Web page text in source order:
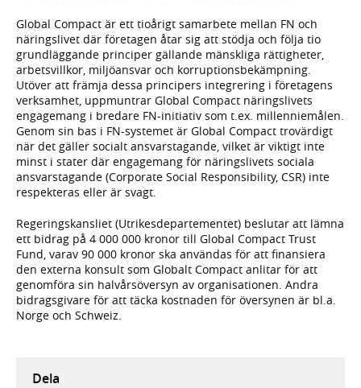
Global Compact är ett tioårigt samarbete mellan FN och
näringslivet där företagen åtar sig att stödja och följa tio
grundläggande principer gällande mänskliga rättigheter,
arbetsvillkor, miljöansvar och korruptionsbekämpning.
Utöver att främja dessa principers integrering i företagens
verksamhet, uppmuntrar Global Compact näringslivets
engagemang i bredare FN-initiativ som t.ex. millenniemålen.
Genom sin bas i FN-systemet är Global Compact trovärdigt
när det gäller socialt ansvarstagande, vilket är viktigt inte
minst i stater där engagemang för näringslivets sociala
ansvarstagande (Corporate Social Responsibility, CSR) inte
respekteras eller är svagt.
Regeringskansliet (Utrikesdepartementet) beslutar att lämna
ett bidrag på 4 000 000 kronor till Global Compact Trust
Fund, varav 90 000 kronor ska användas för att finansiera
den externa konsult som Globalt Compact anlitar för att
genomföra sin halvårsöversyn av organisationen. Andra
bidragsgivare för att täcka kostnaden för översynen är bl.a.
Norge och Schweiz.
Dela